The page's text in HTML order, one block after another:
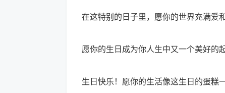
在这特别的日子里，愿你的世界充满爱
愿你的生日成为你人生中又一个美好的
生日快乐！愿你的生活像这生日的蛋糕